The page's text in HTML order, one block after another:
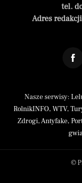
tel.
Adres
Nasze serwisy:
RolnikINFO, WTV,
Zdrogi,Antyfake,
©